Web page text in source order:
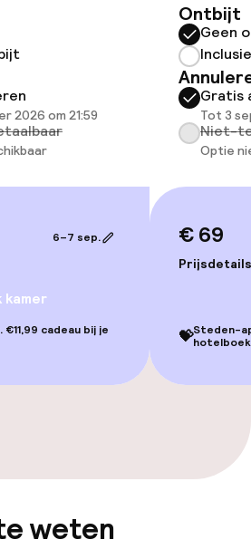
kamers beschikbaar
kamers beschikbaar
2026 om 21:59
6–7 sep.
kamer
cadeau bij je
Ontbijt
Geen
Gratis
Tot 3
Niet-
Optie
€ 69
Prijsdetails
💝Steden-
weten